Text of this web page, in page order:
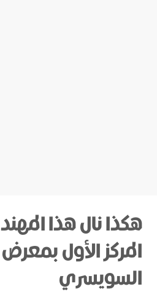
هكذا نال هذا
المركز الأول
السويسري